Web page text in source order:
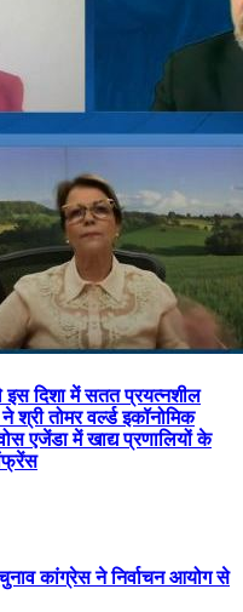
इस दिशा में सतत प्रयत्नशील
श्री तोमर वर्ल्ड इकॉनोमिक
एजेंडा में खाद्य प्रणालियों के
कांग्रेस ने निर्वाचन आयोग से